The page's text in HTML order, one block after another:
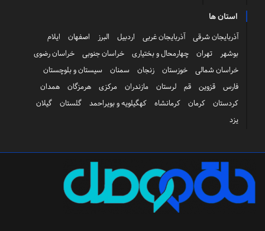
استان ها
آذربایجان شرقی آذربایجان غربی اردبیل البرز اصفهان
ایلام
بوشهر
تهران چهارمحال و بختیاری خراسان جنوبی
خراسان رضوی
خراسان شمالی
خوزستان زنجان سمنان
سیستان و بلوچستان
فارس
قزوین قم لرستان مازندران مرکزی هرمزگان
همدان
کردستان
کرمان کرمانشاه کهگیلویه و بویراحمد گلستان
گیلان
یزد